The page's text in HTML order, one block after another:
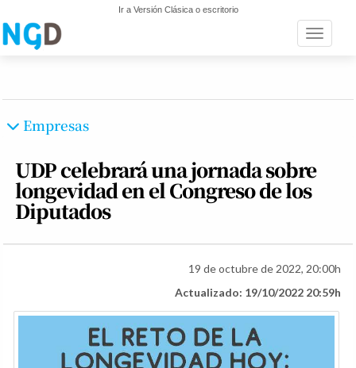
Ir a Versión Clásica o escritorio
Toggle
Empresas
UDP celebrará una jornada sobre
longevidad en el Congreso de los
Diputados
19 de octubre de 2022, 20:00h
Actualizado: 19/10/2022 20:59h